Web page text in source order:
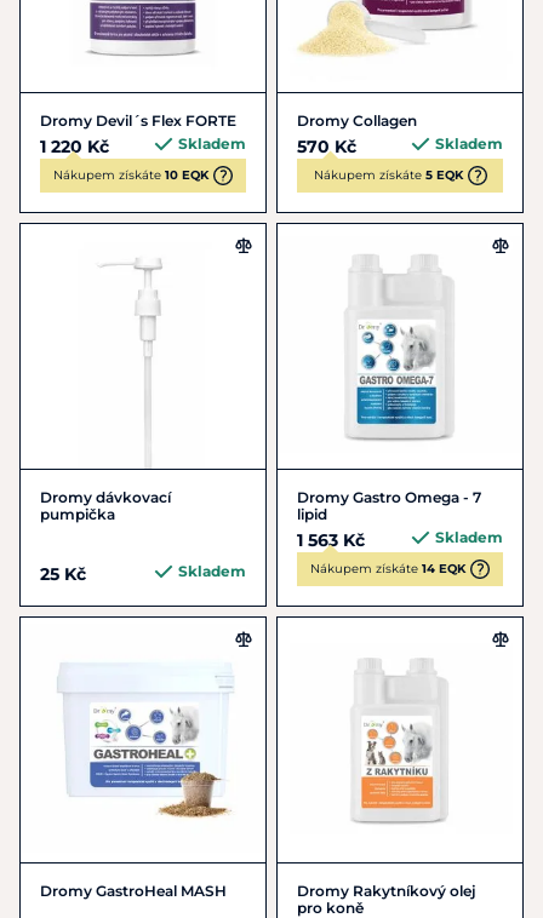
Dromy Devil´s Flex FORTE
1 220 Kč Skladem
Nákupem získáte 10 EQK
Dromy Collagen
570 Kč Skladem
Nákupem získáte 5 EQK
Dromy dávkovací
pumpička
25 Kč Skladem
Dromy Gastro Omega - 7
lipid
1 563 Kč Skladem
Nákupem získáte 14 EQK
Dromy GastroHeal MASH
Dromy Rakytníkový olej
pro koně